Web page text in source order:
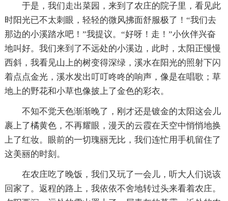
于是，我们走出菜园，来到了农庄的院子里，看见此
时阳光已不太刺眼，轻轻的微风拂面舒服极了！“我们去
那边的小溪踏水吧！”我提议。“好呀！走！”小伙伴兴奋
地叫好。我们来到了不远处的小溪边，此时，太阳正慢慢
西斜，我看见山上的树变得深绿，溪水在阳光的照射下闪
着点点金光，溪水发出叮叮咚咚的响声，像是在唱歌；草
地上的野花和小草也像披上了金色的彩衣。
不知不觉天色渐渐晚了，刚才还是镀金的太阳这会儿
裹上了橘黄色，不再耀眼，漫天的云霞在天空中悄悄地换
上了红妆。眼前的一切瑰丽无比，我们连忙用手机留住了
这美丽的时刻。
在农庄吃了晚饭，我们又玩了一会儿，听大人们说该
回家了。返程的路上，我依依不舍地转过头来看着农庄。